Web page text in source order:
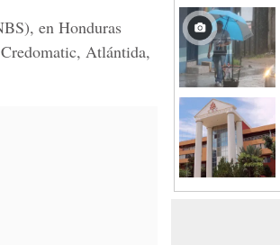
en Honduras
Atlántida,